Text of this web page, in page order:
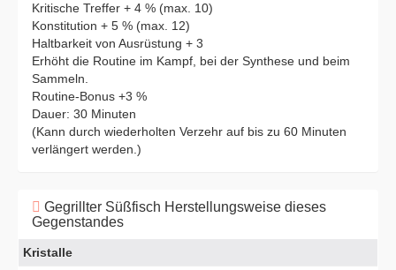
Kritische Treffer + 4 % (max. 10)
Konstitution + 5 % (max. 12)
Haltbarkeit von Ausrüstung + 3
Erhöht die Routine im Kampf, bei der Synthese und beim
Sammeln.
Routine-Bonus +3 %
Dauer: 30 Minuten
(Kann durch wiederholten Verzehr auf bis zu 60 Minuten
verlängert werden.)
Gegrillter Süßfisch Herstellungsweise dieses
Gegenstandes
Kristalle